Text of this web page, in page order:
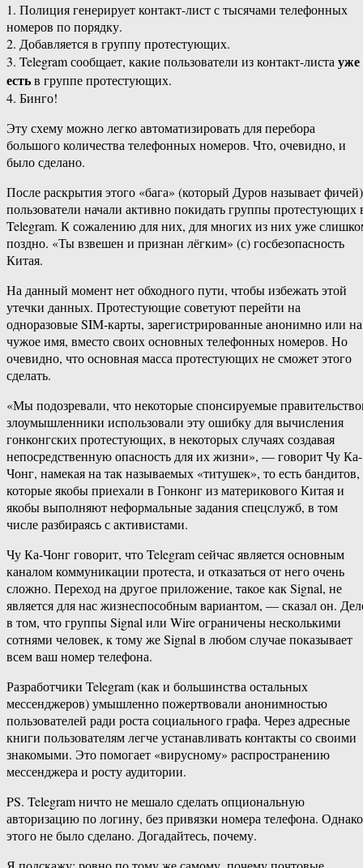
1. Полиция генерирует контакт-лист с тысячами телефонных
номеров по порядку.
2. Добавляется в группу протестующих.
3. Telegram сообщает, какие пользователи из контакт-листауже
естьв группе протестующих.
4. Бинго!
Эту схему можно легко автоматизировать для перебора
большого количества телефонных номеров. Что, очевидно, и
было сделано.
После раскрытия этого «бага» (который Дуров называет фичей)
пользователи начали активно покидать группы протестующих
Telegram. К сожалению для них, для многих из них уже
поздно. «Ты взвешен и признан лёгким» (с) госбезопасность
Китая.
На данный момент нет обходного пути, чтобы избежать этой
утечки данных. Протестующие советуют перейти на
одноразовые SIM-карты, зарегистрированные анонимно или на
чужое имя, вместо своих основных телефонных номеров. Но
очевидно, что основная масса протестующих не сможет этого
сделать.
«Мы подозревали, что некоторые спонсируемые
злоумышленники использовали эту ошибку для вычисления
гонконгских протестующих, в некоторых случаях создавая
непосредственную опасность для их жизни», — говорит Чу Ка-
Чонг, намекая на так называемых «титушек», то есть бандитов,
которые якобы приехали в Гонконг из материкового Китая и
якобы выполняют неформальные задания спецслужб, в том
числе разбираясь с активистами.
Чу Ка-Чонг говорит, что Telegram сейчас является основным
каналом коммуникации протеста, и отказаться от него очень
сложно. Переход на другое приложение, такое как Signal, не
является для нас жизнеспособным вариантом, — сказал он.
в том, что группы Signal или Wire ограничены несколькими
сотнями человек, к тому же Signal в любом случае показывает
всем ваш номер телефона.
Разработчики Telegram (как и большинства остальных
мессенджеров) умышленно пожертвовали анонимностью
пользователей ради роста социального графа. Через адресные
книги пользователям легче устанавливать контакты со своими
знакомыми. Это помогает «вирусному» распространению
мессенджера и росту аудитории.
PS. Telegram ничто не мешало сделать опциональную
авторизацию по логину, без привязки номера телефона. Однако
этого не было сделано. Догадайтесь, почему.